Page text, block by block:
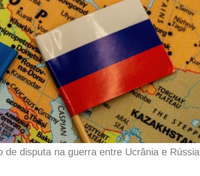
de disputa na guerra entre Ucrânia e Rússia